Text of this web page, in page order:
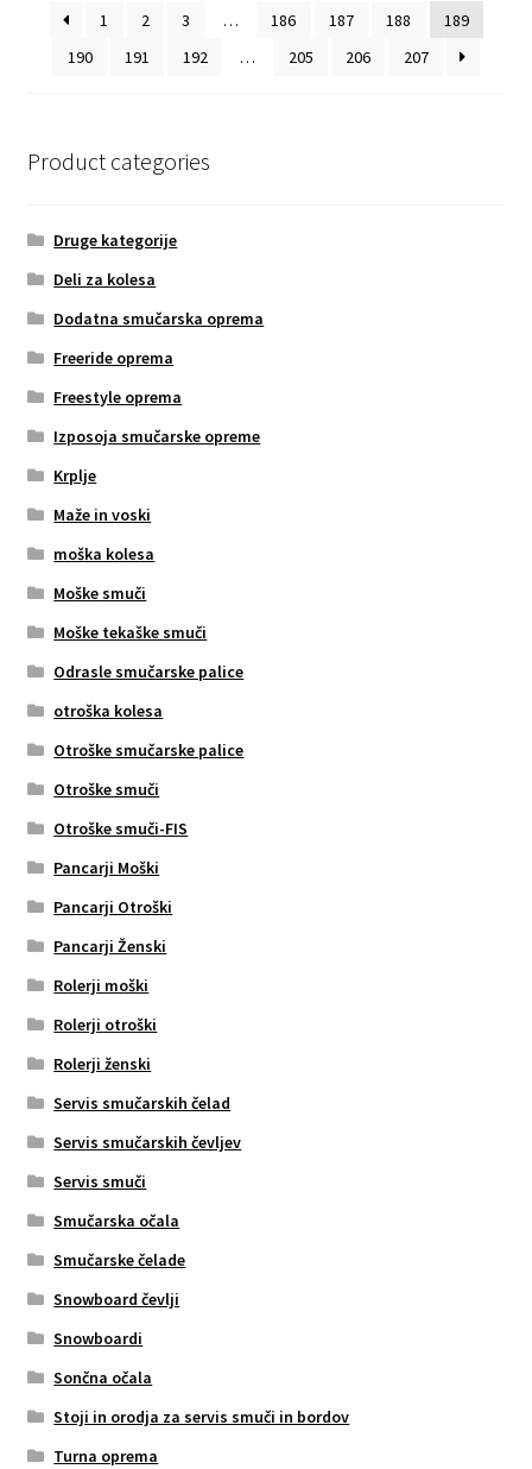
1 2 3 … 186 187 188
189
190
191 192 … 205 206 207
Product categories
Druge kategorije
Deli za kolesa
Dodatna smučarska oprema
Freeride oprema
Freestyle oprema
Izposoja smučarske opreme
Krplje
Maže in voski
moška kolesa
Moške smuči
Moške tekaške smuči
Odrasle smučarske palice
otroška kolesa
Otroške smučarske palice
Otroške smuči
Otroške smuči-FIS
Pancarji Moški
Pancarji Otroški
Pancarji Ženski
Rolerji moški
Rolerji otroški
Rolerji ženski
Servis smučarskih čelad
Servis smučarskih čevljev
Servis smuči
Smučarska očala
Smučarske čelade
Snowboard čevlji
Snowboardi
Sončna očala
Stoji in orodja za servis smuči in bordov
Turna oprema